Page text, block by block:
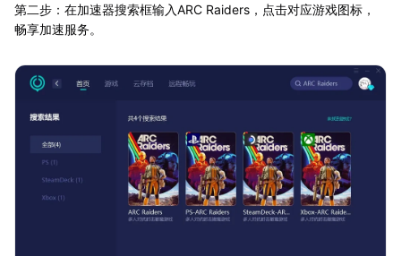
第二步：在加速器搜索框输入ARC Raiders，点击对应游戏图标，
畅享加速服务。